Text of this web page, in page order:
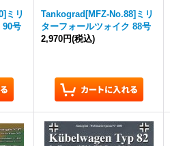
ミリ
90号
Tankograd [MFZ-No.88]ミリ
ターフォールツォイク 88号
2,970円(税込)